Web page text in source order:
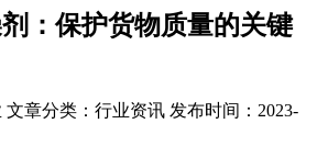
：保护货物质量的关键
文章分类：行业资讯 发布时间：2023-